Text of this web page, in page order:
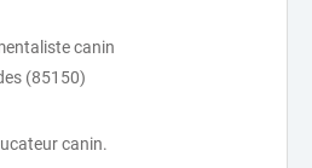
canin
(85150)
canin.